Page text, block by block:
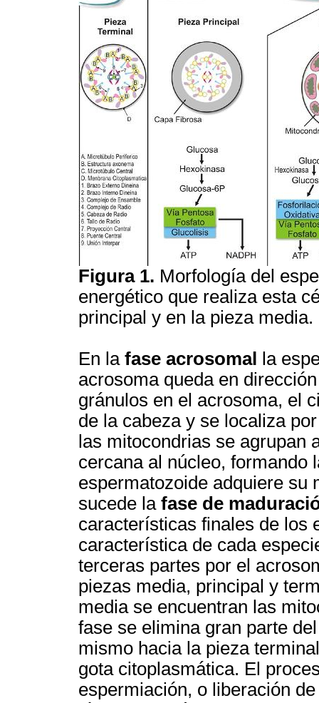
Figura 1. Morfología del
energético que realiza esta
principal y en la pieza media.
En lafase acrosomal la
acrosoma queda en
gránulos en el acrosoma, el
de la cabeza y se localiza
las mitocondrias se agrupan
cercana al núcleo, formando
espermatozoide adquiere su
sucede la fase de
características finales de los
característica de cada
terceras partes por el
piezas media, principal y
media se encuentran las
fase se elimina gran parte
mismo hacia la pieza
gota citoplasmática. El
espermiación, o liberación